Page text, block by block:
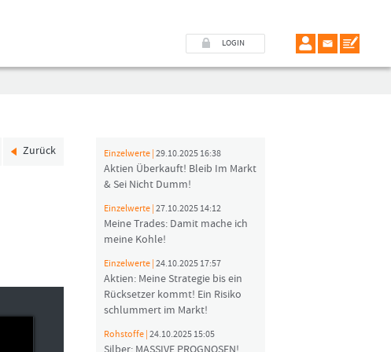
LOGIN
Zurück Einzelwerte | 29.10.2025 16:38
Aktien Überkauft! Bleib Im Markt
& Sei Nicht Dumm!
Einzelwerte | 27.10.2025 14:12
Meine Trades: Damit mache ich
meine Kohle!
Einzelwerte | 24.10.2025 17:57
Aktien: Meine Strategie bis ein
Rücksetzer kommt! Ein Risiko
schlummert im Markt!
Rohstoffe | 24.10.2025 15:05